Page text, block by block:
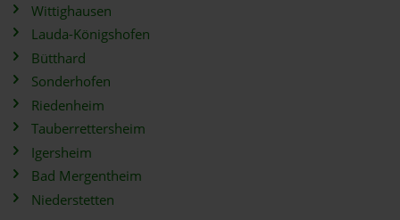
Wittighausen
Lauda-Königshofen
Bütthard
Sonderhofen
Riedenheim
Tauberrettersheim
Igersheim
Bad Mergentheim
Niederstetten